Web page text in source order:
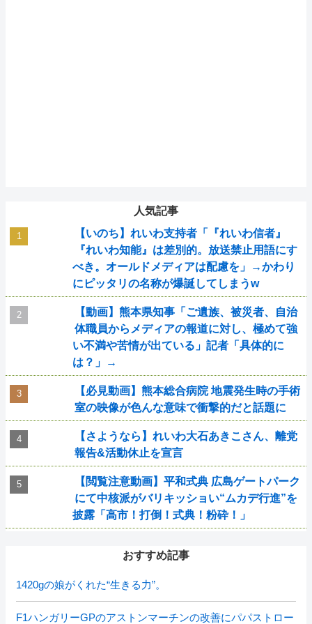
人気記事
【いのち】れいわ支持者「『れいわ信者』
『れいわ知能』は差別的。放送禁止用語にす
べき。オールドメディアは配慮を」→かわり
にピッタリの名称が爆誕してしまうw
【動画】熊本県知事「ご遺族、被災者、自治
体職員からメディアの報道に対し、極めて強
い不満や苦情が出ている」記者「具体的に
は？」→
【必見動画】熊本総合病院 地震発生時の手術
室の映像が色んな意味で衝撃的だと話題に
【さようなら】れいわ大石あきこさん、離党
報告&活動休止を宣言
【閲覧注意動画】平和式典 広島ゲートパーク
にて中核派がバリキッショい“ムカデ行進”を
披露「高市！打倒！式典！粉砕！」
おすすめ記事
1420gの娘がくれた“生きる力”。
F1ハンガリーGPのアストンマーチンの改善にパパストロー